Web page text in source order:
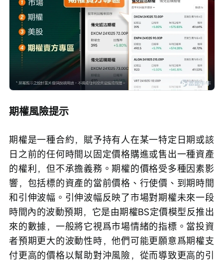
期權風險提示
期權是一種合約，賦予持有人在某一特定日期或該
日之前的任何時間以固定價格購進或售出一種資產
的權利，但不承擔義務。期權的價格受多種因素影
響，包括標的資產的當前價格、行使價、到期時間
和引伸波幅。引伸波幅反映了市場對期權未來一段
時間內的波動預期，它是由期權BS定價模型反推出
來的數據，一般將它視爲市場情緒的指標。當投資
者預期更大的波動性時，他們可能更願意爲期權支
付更高的價格以幫助對沖風險，從而導致更高的引